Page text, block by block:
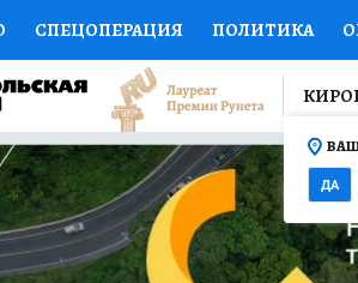
СПЕЦОПЕРАЦИЯ ПОЛИТИКА
НАУКА СПОРТ КОЛУМНИСТЫ
ДОКТОР ФИНАНСЫ
ПРОГНОЗЫ НА СПОРТ
НЕДВИЖИМОСТЬ ТЕЛЕВИЗОР
ДА